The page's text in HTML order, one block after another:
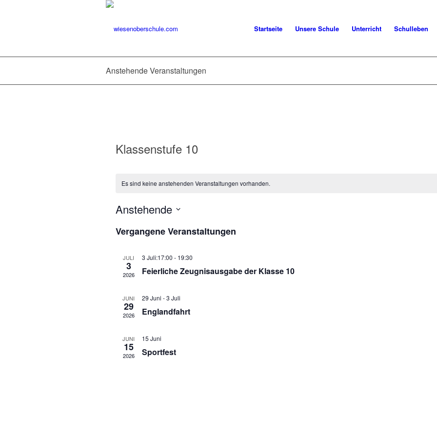
Startseite Unsere Schule Unterricht Schulleben
Anstehende Veranstaltungen
Klassenstufe 10
Es sind keine anstehenden Veranstaltungen vorhanden.
Anstehende
wählen.
Vergangene Veranstaltungen
JULI
3
2026
3 Juli:17:00 - 19:30
Feierliche Zeugnisausgabe der Klasse 10
JUNI
29
2026
29 Juni -3 Juli
Englandfahrt
JUNI
15
2026
15 Juni
Sportfest